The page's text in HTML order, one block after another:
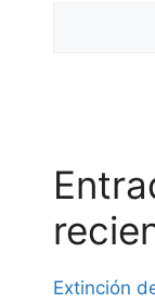
Extinción